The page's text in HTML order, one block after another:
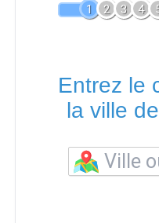
1 2 3 4
Entrez le
la ville